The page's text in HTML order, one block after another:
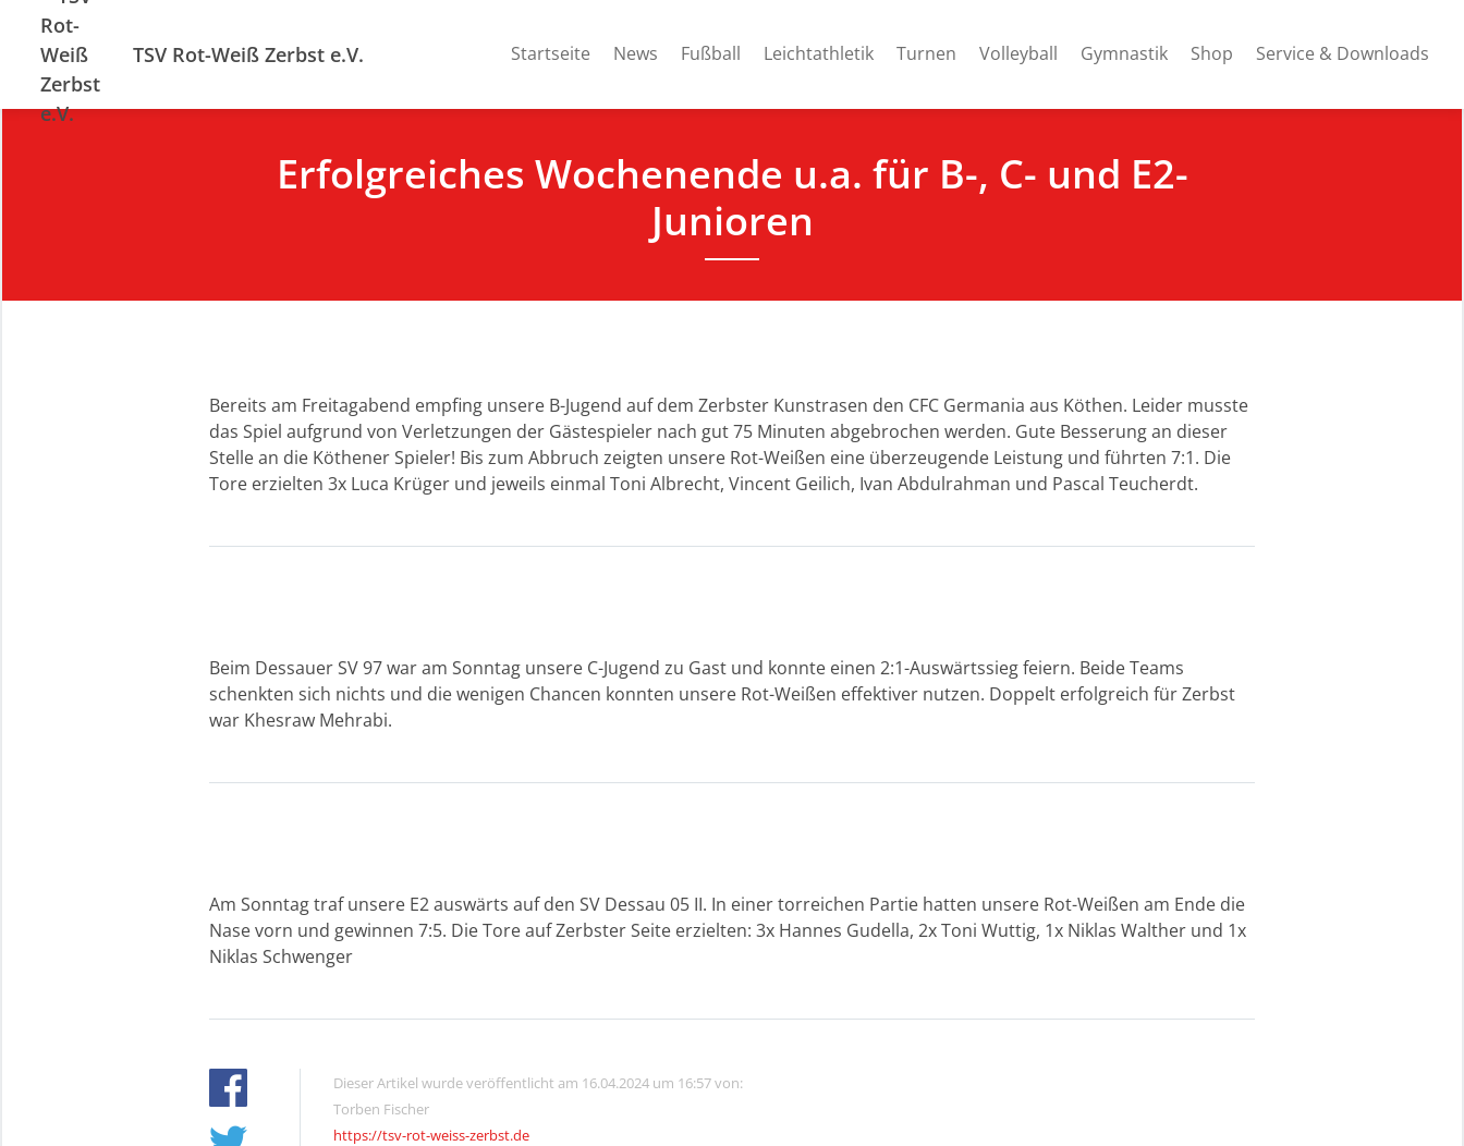
TSV Rot-Weiß Zerbst e.V. Startseite News Fußball Leichtathletik Turnen Volleyball Gymnastik Shop Service & Downloads
Erfolgreiches Wochenende u.a. für B-, C- und E2-
Junioren
Bereits am Freitagabend empfing unsere B-Jugend auf dem Zerbster Kunstrasen den CFC Germania aus Köthen. Leider musste
das Spiel aufgrund von Verletzungen der Gästespieler nach gut 75 Minuten abgebrochen werden. Gute Besserung an dieser
Stelle an die Köthener Spieler! Bis zum Abbruch zeigten unsere Rot-Weißen eine überzeugende Leistung und führten 7:1. Die
Tore erzielten 3x Luca Krüger und jeweils einmal Toni Albrecht, Vincent Geilich, Ivan Abdulrahman und Pascal Teucherdt.
Beim Dessauer SV 97 war am Sonntag unsere C-Jugend zu Gast und konnte einen 2:1-Auswärtssieg feiern. Beide Teams
schenkten sich nichts und die wenigen Chancen konnten unsere Rot-Weißen effektiver nutzen. Doppelt erfolgreich für Zerbst
war Khesraw Mehrabi.
Am Sonntag traf unsere E2 auswärts auf den SV Dessau 05 II. In einer torreichen Partie hatten unsere Rot-Weißen am Ende die
Nase vorn und gewinnen 7:5. Die Tore auf Zerbster Seite erzielten: 3x Hannes Gudella, 2x Toni Wuttig, 1x Niklas Walther und 1x
Niklas Schwenger
Dieser Artikel wurde veröffentlicht am 16.04.2024 um 16:57 von:
Torben Fischer
https://tsv-rot-weiss-zerbst.de